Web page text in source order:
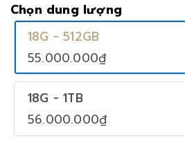
Chọn dung lượng
18G - 512GB
55.000.000₫
18G - 1TB
56.000.000₫